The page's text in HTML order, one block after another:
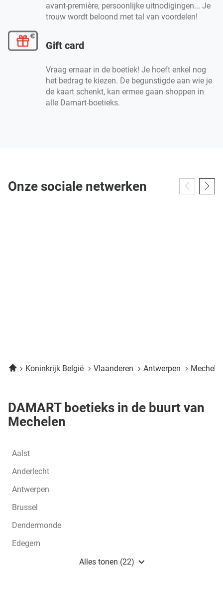
avant-première, persoonlijke uitnodigingen... Je
trouw wordt beloond met tal van voordelen!
Gift card
Vraag ernaar in de boetiek! Je hoeft enkel nog
het bedrag te kiezen. De begunstigde aan wie je
de kaart schenkt, kan ermee gaan shoppen in
alle Damart-boetieks.
Onze sociale netwerken
HomeKoninkrijk België Vlaanderen Antwerpen
DAMART boetieks in de buurt van
Mechelen
Aalst
Anderlecht
Antwerpen
Brussel
Dendermonde
Edegem
Alles tonen (22)
boetieks